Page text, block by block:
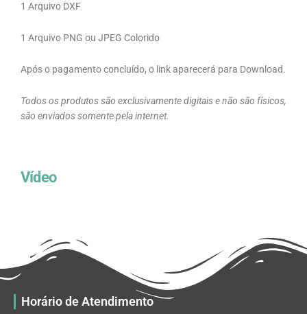
1 Arquivo DXF
1 Arquivo PNG ou JPEG Colorido
Após o pagamento concluído, o link aparecerá para Download.
Todos os produtos são exclusivamente digitais e não são físicos,
são enviados somente pela internet.
Vídeo
Horário de Atendimento